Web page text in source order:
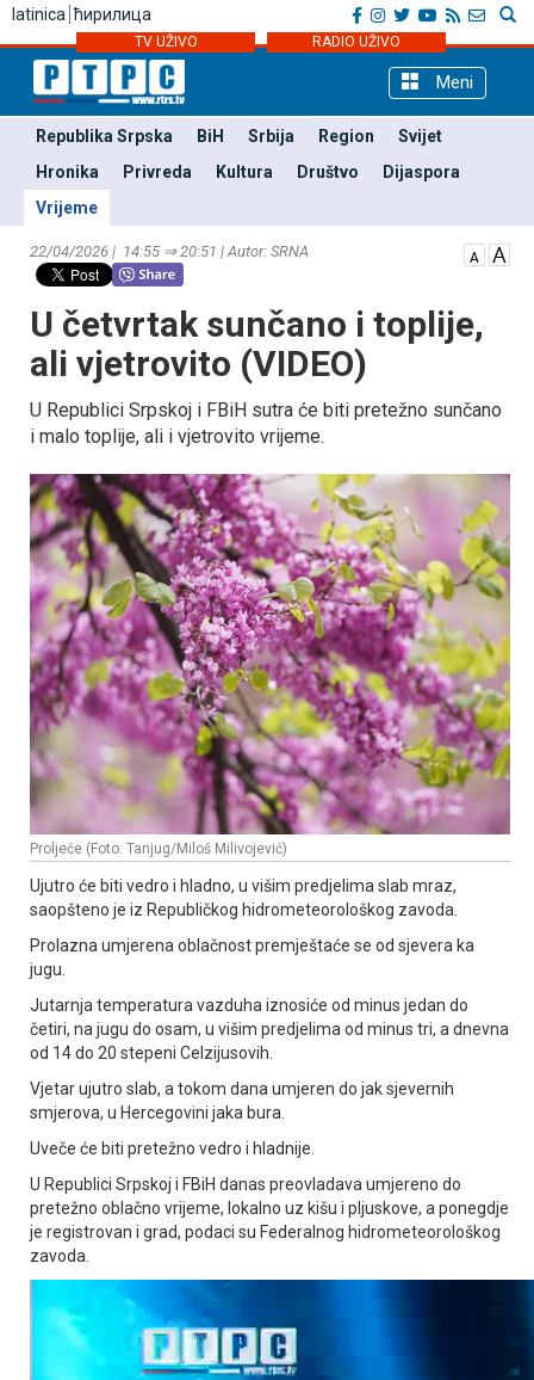
latinica ћирилица
TV UŽIVO RADIO UŽIVO
Meni
Republika Srpska BiH Srbija Region
Svijet
Hronika
Privreda Kultura Društvo
Dijaspora
Vrijeme
22/04/2026 | 14:55 ⇒ 20:51 | Autor: SRNA
U četvrtak sunčano i toplije,
ali vjetrovito (VIDEO)
U Republici Srpskoj i FBiH sutra će biti pretežno sunčano
i malo toplije, ali i vjetrovito vrijeme.
Proljeće (Foto: Tanjug/Miloš Milivojević)
Ujutro će biti vedro i hladno, u višim predjelima slab mraz,
saopšteno je iz Republičkog hidrometeorološkog zavoda.
Prolazna umjerena oblačnost premještaće se od sjevera ka
jugu.
Јutarnja temperatura vazduha iznosiće od minus jedan do
četiri, na jugu do osam, u višim predjelima od minus tri, a dnevna
od 14 do 20 stepeni Celzijusovih.
Vjetar ujutro slab, a tokom dana umjeren do jak sjevernih
smjerova, u Hercegovini jaka bura.
Uveče će biti pretežno vedro i hladnije.
U Republici Srpskoj i FBiH danas preovladava umjereno do
pretežno oblačno vrijeme, lokalno uz kišu i pljuskove, a ponegdje
je registrovan i grad, podaci su Federalnog hidrometeorološkog
zavoda.